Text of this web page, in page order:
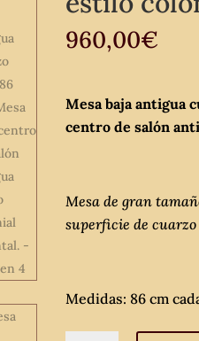
960,00€
Mesa baja antigua
centro de salón
Mesa de gran
superficie de cuarzo
Medidas: 86 cm